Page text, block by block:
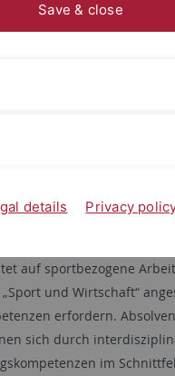
in
BEST MASTERS
Programme
auf sportbezogene
und Wirtschaft“
erfordern.
sich durch
im
Save & close
details Privacy